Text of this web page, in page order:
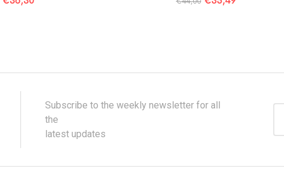
Subscribe to the weekly newsletter for all
the
latest updates